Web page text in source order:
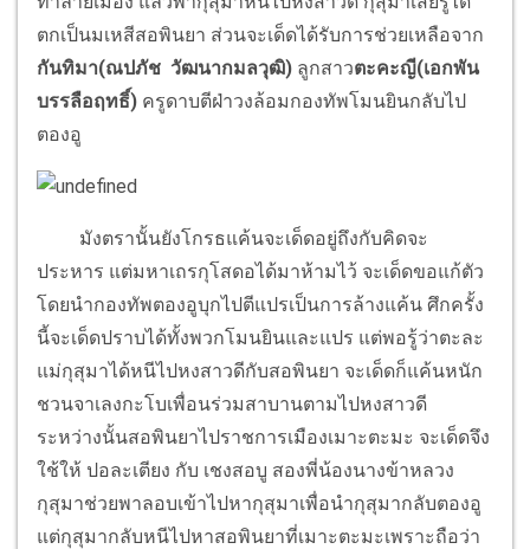
ตกเป็นมเหสีสอพินยา ส่วนจะเด็ดได้รับการช่วยเหลือจาก
กันทิมา(ณปภัช วัฒนากมลวุฒิ) ลูกสาวตะคะญี(เอกพัน
บรรลือฤทธิ์) ครูดาบตีฝ่าวงล้อมกองทัพโมนยินกลับไป
ตองอู
มังตรานั้นยังโกรธแค้นจะเด็ดอยู่ถึงกับคิดจะ
ประหาร แต่มหาเถรกุโสดอได้มาห้ามไว้ จะเด็ดขอแก้ตัว
โดยนำกองทัพตองอูบุกไปตีแปรเป็นการล้างแค้น ศึกครั้ง
นี้จะเด็ดปราบได้ทั้งพวกโมนยินและแปร แต่พอรู้ว่าตะละ
แม่กุสุมาได้หนีไปหงสาวดีกับสอพินยา จะเด็ดก็แค้นหนัก
ชวนจาเลงกะโบเพื่อนร่วมสาบานตามไปหงสาวดี
ระหว่างนั้นสอพินยาไปราชการเมืองเมาะตะมะ จะเด็ดจึง
ใช้ให้ ปอละเตียง กับ เชงสอบู สองพี่น้องนางข้าหลวง
กุสุมาช่วยพาลอบเข้าไปหากุสุมาเพื่อนำกุสุมากลับตองอู
แต่กุสุมากลับหนีไปหาสอพินยาที่เมาะตะมะเพราะถือว่า